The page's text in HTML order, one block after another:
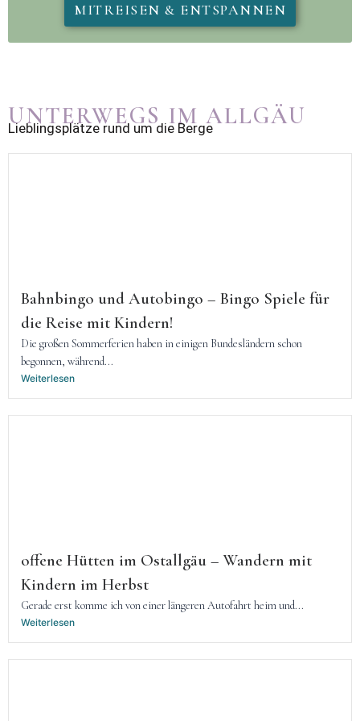
MITREISEN & ENTSPANNEN
UNTERWEGS IM ALLGÄU
Lieblingsplätze rund um die Berge
Bahnbingo und Autobingo – Bingo Spiele für
die Reise mit Kindern!
Die großen Sommerferien haben in einigen Bundesländern schon
begonnen, während...
Weiterlesen
offene Hütten im Ostallgäu – Wandern mit
Kindern im Herbst
Gerade erst komme ich von einer längeren Autofahrt heim und...
Weiterlesen